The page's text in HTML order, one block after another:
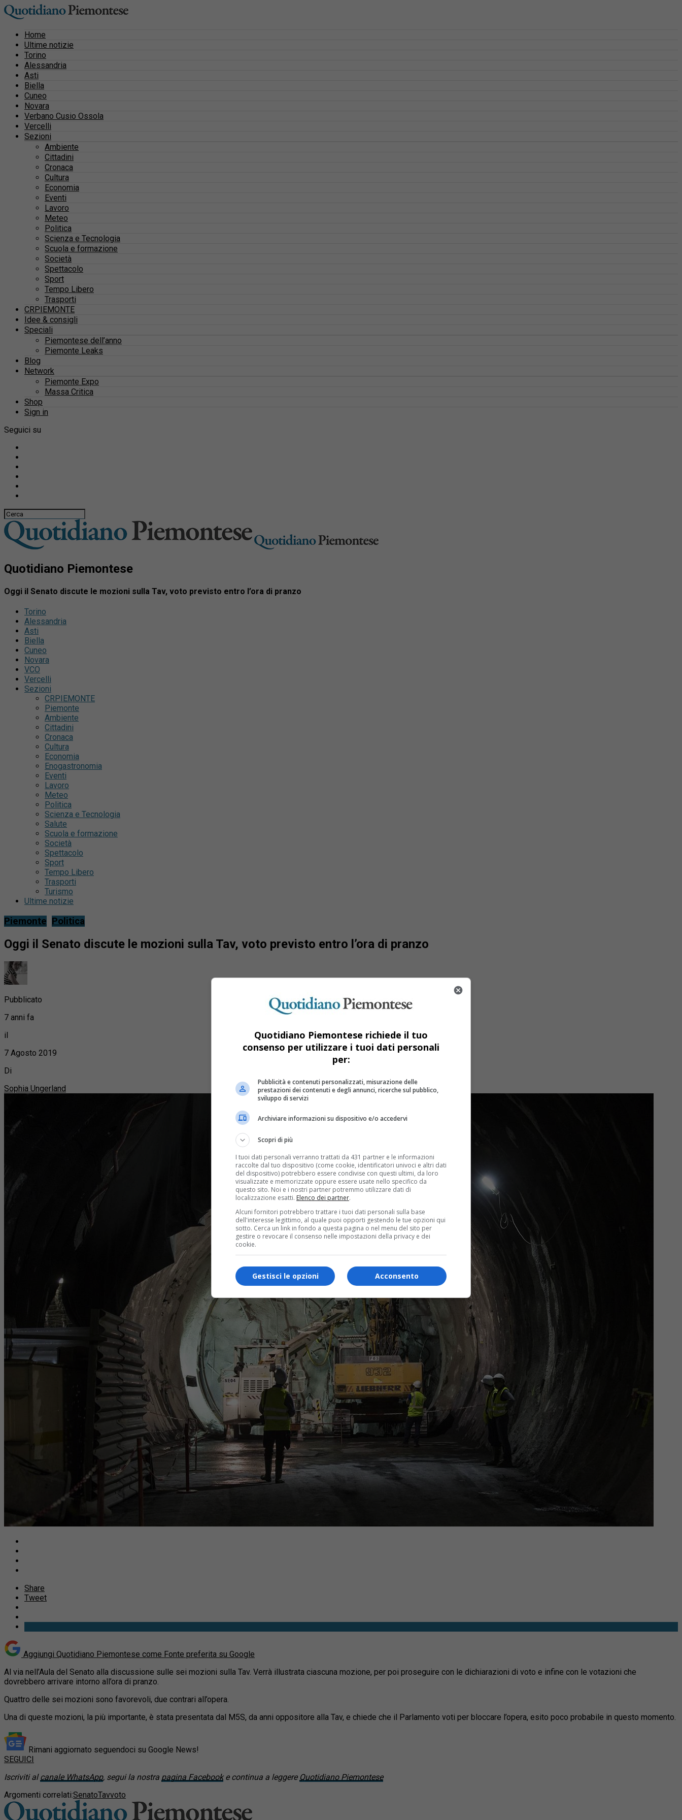
Home
Ultime notizie
Torino
Alessandria
Asti
Biella
Cuneo
Novara
Verbano Cusio Ossola
Vercelli
Sezioni
Ambiente
Cittadini
Cronaca
Cultura
Economia
Eventi
Lavoro
Meteo
Politica
Scienza e Tecnologia
Scuola e formazione
Società
Spettacolo
Sport
Tempo Libero
Trasporti
CRPIEMONTE
Idee & consigli
Speciali
Piemontese dell’anno
Piemonte Leaks
Blog
Network
Piemonte Expo
Massa Critica
Shop
Sign in
Seguici su
Quotidiano Piemontese
Oggi il Senato discute le mozioni sulla Tav, voto previsto entro l’ora di pranzo
Torino
Alessandria
Asti
Biella
Cuneo
Novara
VCO
Vercelli
Sezioni
CRPIEMONTE
Piemonte
Ambiente
Cittadini
Cronaca
Cultura
Economia
Enogastronomia
Eventi
Lavoro
Meteo
Politica
Scienza e Tecnologia
Salute
Scuola e formazione
Società
Spettacolo
Sport
Tempo Libero
Trasporti
Turismo
Ultime notizie
Piemonte Politica
Oggi il Senato discute le mozioni sulla Tav, voto previsto entro l’ora di pranzo
Pubblicato
7 anni fa
il
7 Agosto 2019
Di
Sophia Ungerland
Share
Tweet
Aggiungi Quotidiano Piemontese come Fonte preferita su Google
Al via nell’Aula del Senato alla discussione sulle sei mozioni sulla Tav. Verrà illustrata ciascuna mozione, per poi proseguire con le dichiarazioni di voto e infine con le votazioni che
dovrebbero arrivare intorno all’ora di pranzo.
Quattro delle sei mozioni sono favorevoli, due contrari all’opera.
Una di queste mozioni, la più importante, è stata presentata dal M5S, da anni oppositore alla Tav, e chiede che il Parlamento voti per bloccare l’opera, esito poco probabile in questo momento.
Rimani aggiornato seguendoci su Google News!
SEGUICI
Iscriviti alcanale WhatsApp, segui la nostra pagina Facebooke continua a leggere Quotidiano Piemontese
Argomenti correlati:SenatoTavvoto
Quotidiano Piemontese richiede il tuo
consenso per utilizzare i tuoi dati personali
per:
Pubblicità e contenuti personalizzati, misurazione delle
prestazioni dei contenuti e degli annunci, ricerche sul pubblico,
sviluppo di servizi
Archiviare informazioni su dispositivo e/o accedervi
Scopri di più
I tuoi dati personali verranno trattati da 431 partner e le informazioni
raccolte dal tuo dispositivo (come cookie, identificatori univoci e altri dati
del dispositivo) potrebbero essere condivise con questi ultimi, da loro
visualizzate e memorizzate oppure essere usate nello specifico da
questo sito. Noi e i nostri partner potremmo utilizzare dati di
localizzazione esatti. Elenco dei partner.
Alcuni fornitori potrebbero trattare i tuoi dati personali sulla base
dell'interesse legittimo, al quale puoi opporti gestendo le tue opzioni qui
sotto. Cerca un link in fondo a questa pagina o nel menu del sito per
gestire o revocare il consenso nelle impostazioni della privacy e dei
cookie.
Acconsento
Gestisci le opzioni